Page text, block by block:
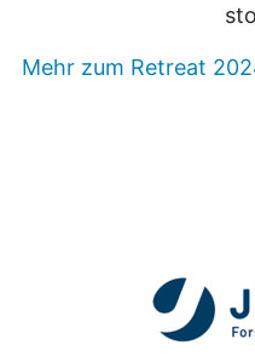
Mehr zum Retreat